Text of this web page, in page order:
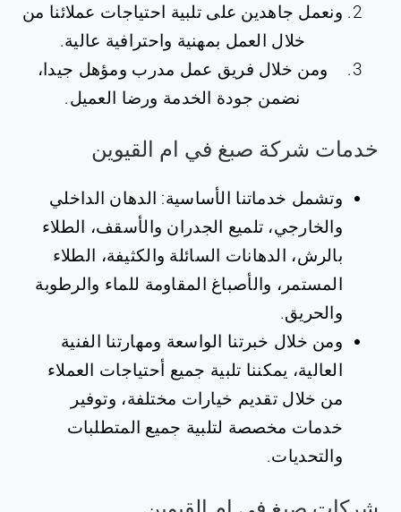
ونعمل جاهدين على تلبية احتياجات عملائنا من
خلال العمل بمهنية واحترافية عالية.
ومن خلال فريق عمل مدرب ومؤهل جيدا،
نضمن جودة الخدمة ورضا العميل.
خدمات شركة صبغ في ام القيوين
وتشمل خدماتنا الأساسية: الدهان الداخلي
والخارجي، تلميع الجدران والأسقف، الطلاء
بالرش، الدهانات السائلة والكثيفة، الطلاء
المستمر، والأصباغ المقاومة للماء والرطوبة
والحريق.
ومن خلال خبرتنا الواسعة ومهارتنا الفنية
العالية، يمكننا تلبية جميع أحتياجات العملاء
من خلال تقديم خيارات مختلفة، وتوفير
خدمات مخصصة لتلبية جميع المتطلبات
والتحديات.